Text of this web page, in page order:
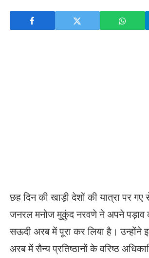
छह दिन की ​​खाड़ी देशों की यात्रा पर
जनरल मनोज मुकुंद नरवणे ने अपने पड़ाव
सऊदी अरब में पूरा कर लिया है। उन्होंने
अरब में सैन्य प्रतिष्ठानों के वरिष्ठ